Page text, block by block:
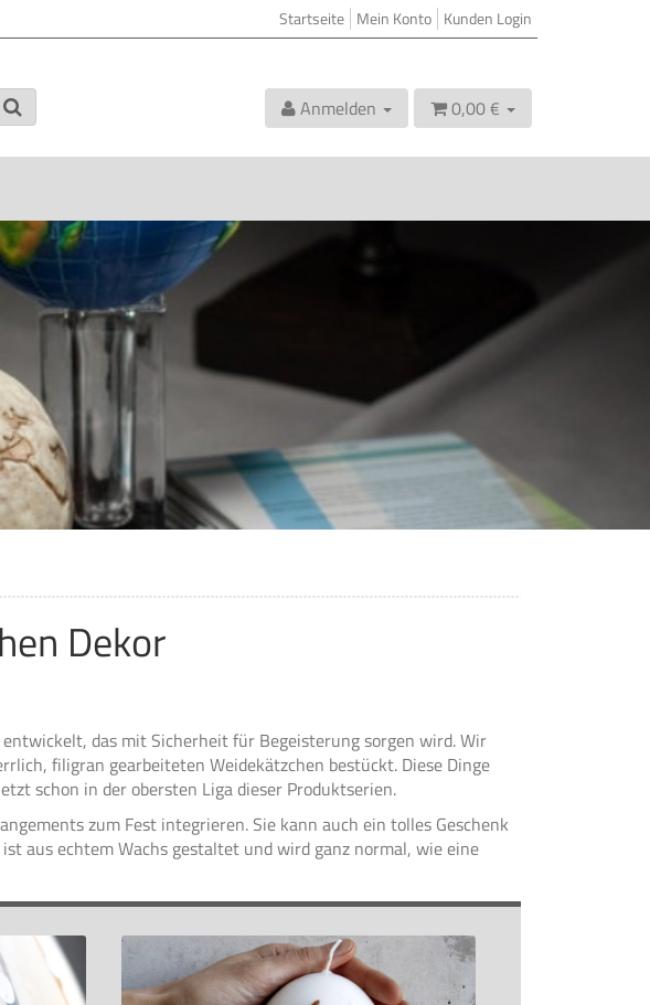
Startseite Mein Konto Kunden Login
Anmelden 0,00 €
Dekor
das mit Sicherheit für Begeisterung sorgen wird. Wir
filigran gearbeiteten Weidekätzchen bestückt. Diese Dinge
schon in der obersten Liga dieser Produktserien.
zum Fest integrieren. Sie kann auch ein tolles Geschenk
aus echtem Wachs gestaltet und wird ganz normal, wie eine